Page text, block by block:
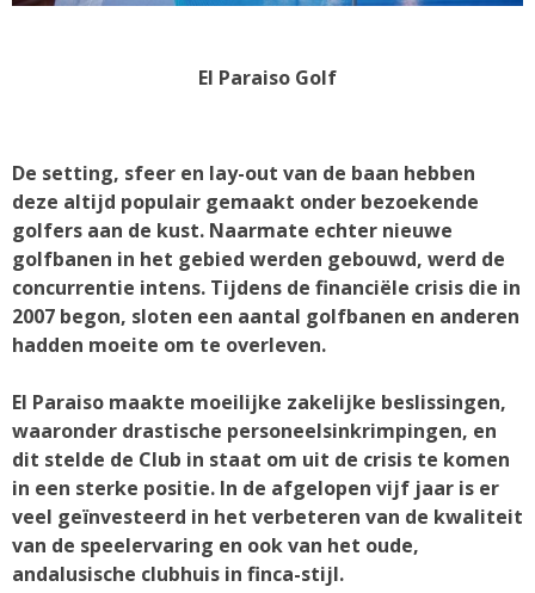
El Paraiso Golf
De setting, sfeer en lay-out van de baan hebben
deze altijd populair gemaakt onder bezoekende
golfers aan de kust. Naarmate echter nieuwe
golfbanen in het gebied werden gebouwd, werd de
concurrentie intens. Tijdens de financiële crisis die in
2007 begon, sloten een aantal golfbanen en anderen
hadden moeite om te overleven.
El Paraiso maakte moeilijke zakelijke beslissingen,
waaronder drastische personeelsinkrimpingen, en
dit stelde de Club in staat om uit de crisis te komen
in een sterke positie. In de afgelopen vijf jaar is er
veel geïnvesteerd in het verbeteren van de kwaliteit
van de speelervaring en ook van het oude,
andalusische clubhuis in finca-stijl.